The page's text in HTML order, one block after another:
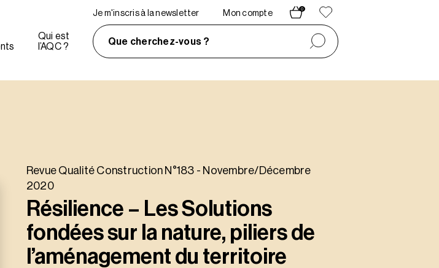
Qui est
l’AQC ?
Je m'inscris à la newsletter Mon compte
0
Que cherchez-vous ?
Revue Qualité Construction N°183 - Novembre/Décembre
2020
Résilience – Les Solutions
fondées sur la nature, piliers de
l’aménagement du territoire